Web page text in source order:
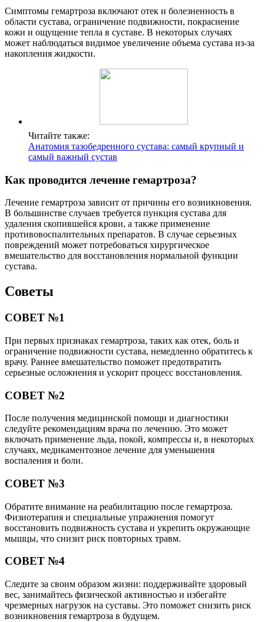
Симптомы гемартроза включают отек и болезненность в
области сустава, ограничение подвижности, покраснение
кожи и ощущение тепла в суставе. В некоторых случаях
может наблюдаться видимое увеличение объема сустава из-за
накопления жидкости.
Читайте также:
Анатомия тазобедренного сустава: самый крупный и
самый важный сустав
Как проводится лечение гемартроза?
Лечение гемартроза зависит от причины его возникновения.
В большинстве случаев требуется пункция сустава для
удаления скопившейся крови, а также применение
противовоспалительных препаратов. В случае серьезных
повреждений может потребоваться хирургическое
вмешательство для восстановления нормальной функции
сустава.
Советы
СОВЕТ №1
При первых признаках гемартроза, таких как отек, боль и
ограничение подвижности сустава, немедленно обратитесь к
врачу. Раннее вмешательство поможет предотвратить
серьезные осложнения и ускорит процесс восстановления.
СОВЕТ №2
После получения медицинской помощи и диагностики
следуйте рекомендациям врача по лечению. Это может
включать применение льда, покой, компрессы и, в некоторых
случаях, медикаментозное лечение для уменьшения
воспаления и боли.
СОВЕТ №3
Обратите внимание на реабилитацию после гемартроза.
Физиотерапия и специальные упражнения помогут
восстановить подвижность сустава и укрепить окружающие
мышцы, что снизит риск повторных травм.
СОВЕТ №4
Следите за своим образом жизни: поддерживайте здоровый
вес, занимайтесь физической активностью и избегайте
чрезмерных нагрузок на суставы. Это поможет снизить риск
возникновения гемартроза в будущем.